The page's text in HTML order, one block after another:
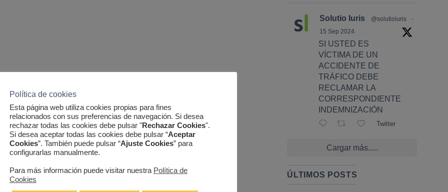
Solutio Iuris @solutioiuris
·
15 Sep 2024
SI USTED ES
VÍCTIMA DE UN
ACCIDENTE DE
TRÁFICO DEBE
RECLAMAR LA
CORRESPONDIENTE
INDEMNIZACIÓN
Twitter
Cargar más.....
ÚLTIMOS POSTS
Política de cookies
Esta página web utiliza cookies propias para fines
relacionados con sus preferencias de navegación. Si desea
rechazar todas las cookies debe pulsar "Rechazar Cookies".
Si desea aceptar todas las cookies debe pulsar “Aceptar
Cookies”. También puede pulsar “Ajuste Cookies” para
configurarlas manualmente.
Para más información puede visitar nuestra Política de
Cookies